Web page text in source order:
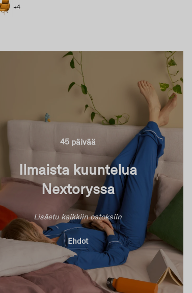
+4
45 päivää
Ilmaista kuuntelua
Nextoryssa
Lisäetu kaikkiin ostoksiin
Ehdot